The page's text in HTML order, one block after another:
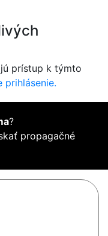
prístup k týmto
prihlásenie.
?
propagačné